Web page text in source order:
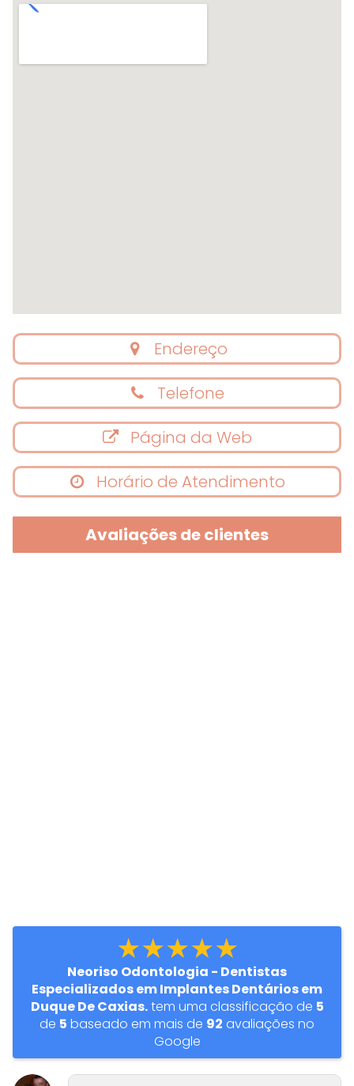
Endereço
Telefone
Página da Web
Horário de Atendimento
Avaliações de clientes
★★★★★
Neoriso Odontologia - Dentistas
Especializados em Implantes Dentários em
Duque De Caxias.tem uma classificação de 5
de 5 baseado em mais de 92 avaliações no
Google